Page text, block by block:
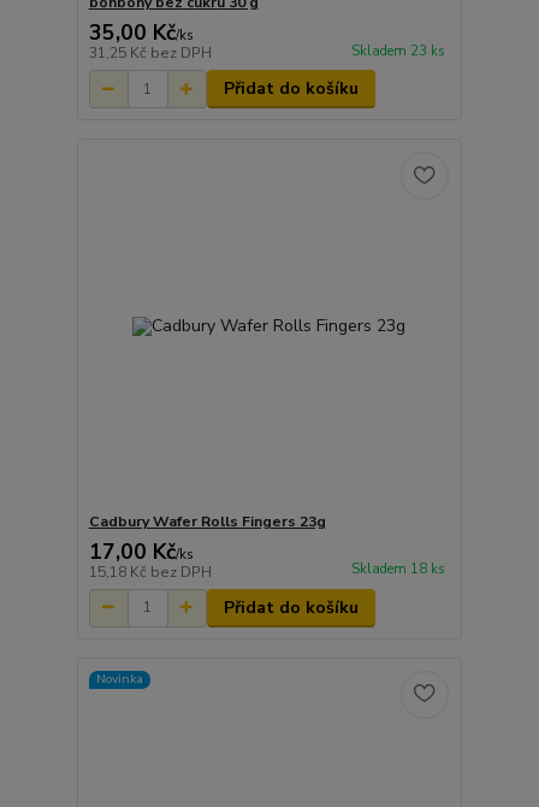
35,00 Kč/ks
31,25 Kč bez DPH Skladem 23 ks
Přidat do košíku
Cadbury Wafer Rolls Fingers 23g
17,00 Kč/ks
15,18 Kč bez DPH Skladem 18 ks
Přidat do košíku
Novinka